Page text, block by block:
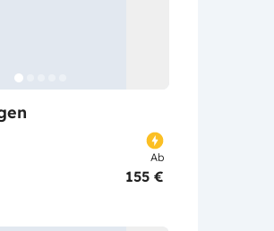
Ab
155 €